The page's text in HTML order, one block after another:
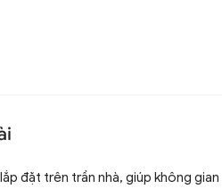
đặt trên trần nhà, giúp không gian